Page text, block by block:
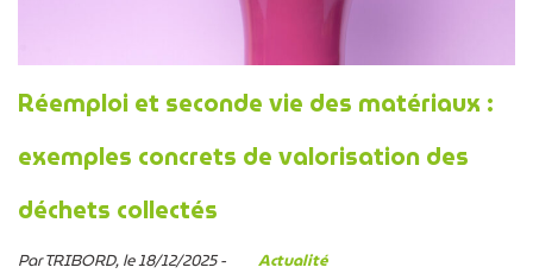
Réemploi et seconde vie des matériaux :
exemples concrets de valorisation des
déchets collectés
Par TRIBORD, le 18/12/2025 - Actualité